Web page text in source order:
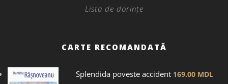
Lista de dorințe
CARTE RECOMANDATĂ
Splendida poveste accident 169.00 MDL